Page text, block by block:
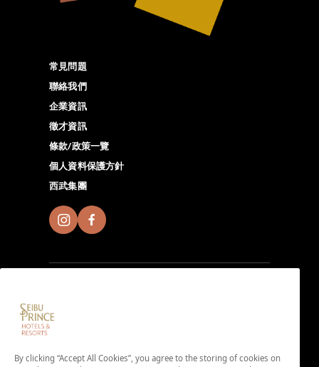
常見問題
聯絡我們
企業資訊
徵才資訊
條款/政策一覽
個人資料保護方針
西武集團
註冊成為Seibu Prince Global Rewards會員，至全球的
力。由此下載APP。
By clicking “Accept All Cookies”, you agree to the storing of cookies on